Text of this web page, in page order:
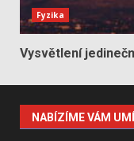
Fyzika
Vysvětlení
NABÍZÍME VÁM